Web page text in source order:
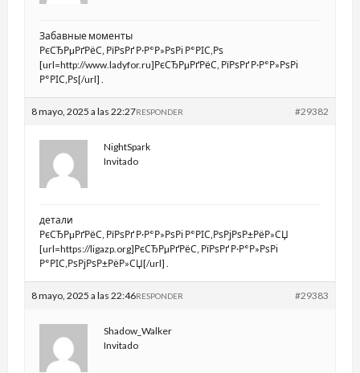
Забавные моменты
РєСЂРµРґРёС‚ РїРѕРґ Р·Р°Р»РѕРі Р°РІС‚Рѕ
[url=http://www.ladyfor.ru]РєСЂРµРґРёС‚ РїРѕРґ Р·Р°Р»РѕРі
Р°РІС‚Рѕ[/url] .
8 mayo, 2025 a las 22:27 #29382
RESPONDER
NightSpark
Invitado
детали
РєСЂРµРґРёС‚ РїРѕРґ Р·Р°Р»РѕРі Р°РІС‚РѕРјРѕР±РёР»СЏ
[url=https://ligazp.org]РєСЂРµРґРёС‚ РїРѕРґ Р·Р°Р»РѕРі
Р°РІС‚РѕРјРѕР±РёР»СЏ[/url] .
8 mayo, 2025 a las 22:46 #29383
RESPONDER
Shadow_Walker
Invitado